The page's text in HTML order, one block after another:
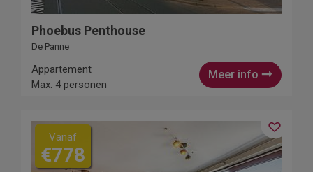
Phoebus Penthouse
De Panne
Meer info
Appartement
Max. 4 personen
Vanaf
€778